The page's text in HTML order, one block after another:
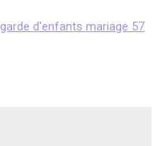
garde d'enfants mariage 57